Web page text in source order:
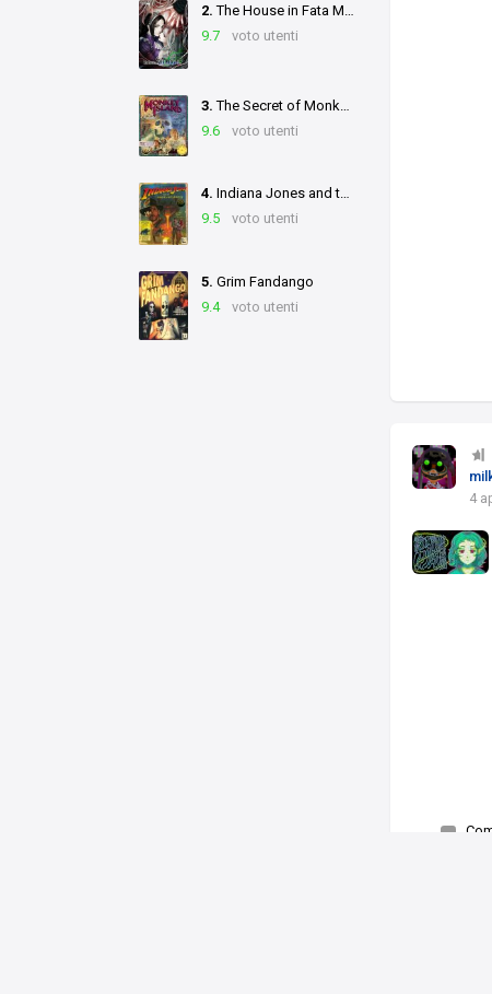
2. The House in Fata Morgana
9.7
voto utenti
3. The Secret of Monkey Island
9.6
voto utenti
4. Indiana Jones and the Fate of Atlantis
9.5
voto utenti
5. Grim Fandango
9.4
voto utenti
4